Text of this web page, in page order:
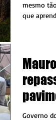
mesmo
que
Porto
Governo